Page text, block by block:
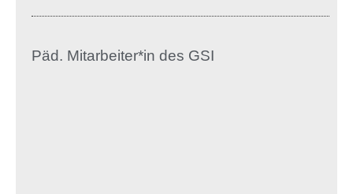
Päd. Mitarbeiter*in des GSI